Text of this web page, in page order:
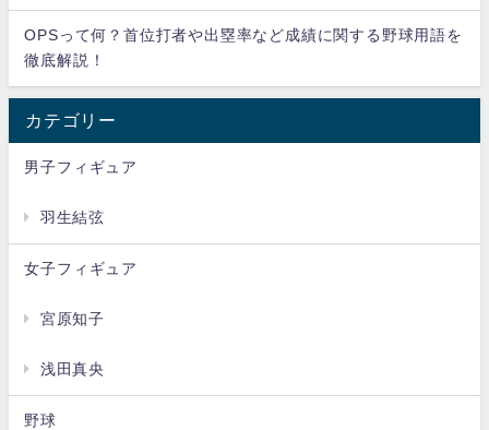
OPSって何？首位打者や出塁率など成績に関する野球用語を
徹底解説！
カテゴリー
男子フィギュア
羽生結弦
女子フィギュア
宮原知子
浅田真央
野球